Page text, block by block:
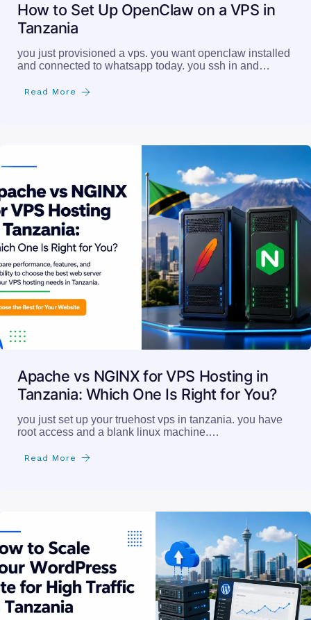
How to Set Up OpenClaw on a VPS in
Tanzania
you just provisioned a vps. you want openclaw installed
and connected to whatsapp today. you ssh in and…
Read More
Apache vs NGINX for VPS Hosting in
Tanzania: Which One Is Right for You?
you just set up your truehost vps in tanzania. you have
root access and a blank linux machine.…
Read More